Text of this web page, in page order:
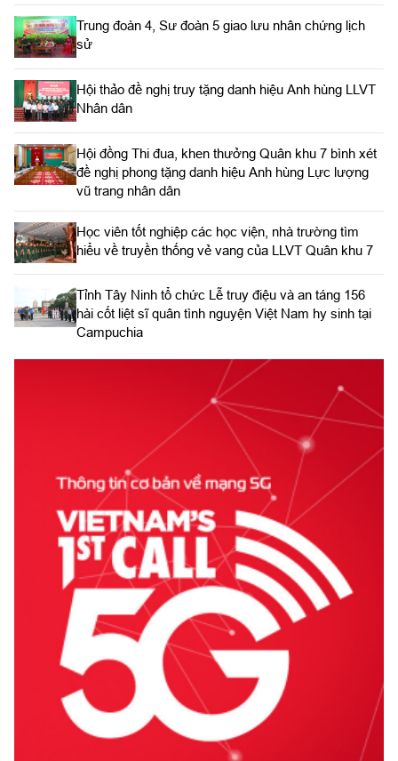
Trung đoàn 4, Sư đoàn 5 giao lưu nhân chứng lịch
sử
Hội thảo đề nghị truy tặng danh hiệu Anh hùng LLVT
Nhân dân
Hội đồng Thi đua, khen thưởng Quân khu 7 bình xét
đề nghị phong tặng danh hiệu Anh hùng Lực lượng
vũ trang nhân dân
Học viên tốt nghiệp các học viện, nhà trường tìm
hiểu về truyền thống vẻ vang của LLVT Quân khu 7
​Tỉnh Tây Ninh tổ chức Lễ truy điệu và an táng 156
hài cốt liệt sĩ quân tình nguyện Việt Nam hy sinh tại
Campuchia